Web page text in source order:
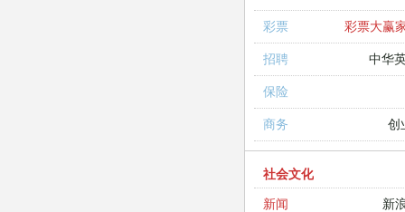
彩票 彩票大赢
招聘 中华
保险
商务 创
社会文化
新闻
新